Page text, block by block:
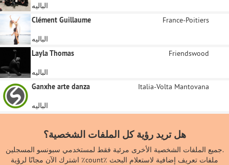
الباليه
Clément Guillaume
France-Poitiers
الباليه
Layla Thomas
Friendswood
الباليه
Ganxhe arte danza
Italia-Volta Mantovana
الباليه
هل تريد رؤية كل الملفات الشخصية؟
جميع الملفات الشخصية الأخرى مرئية فقط لمستخدمي سبونسو المسجلين.
اشترك الآن مجانًا لرؤية ٪count٪ ملفات تعريف إضافية لاستعلام البحث